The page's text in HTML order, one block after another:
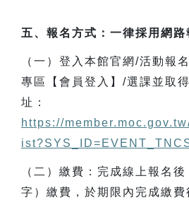
五、報名方式：一律採用網路
（一）登入本館官網/活動報
專區【會員登入】/選課並取
址：
https://
（二）繳費：完成線上報名
字）繳費，於期限內完成繳